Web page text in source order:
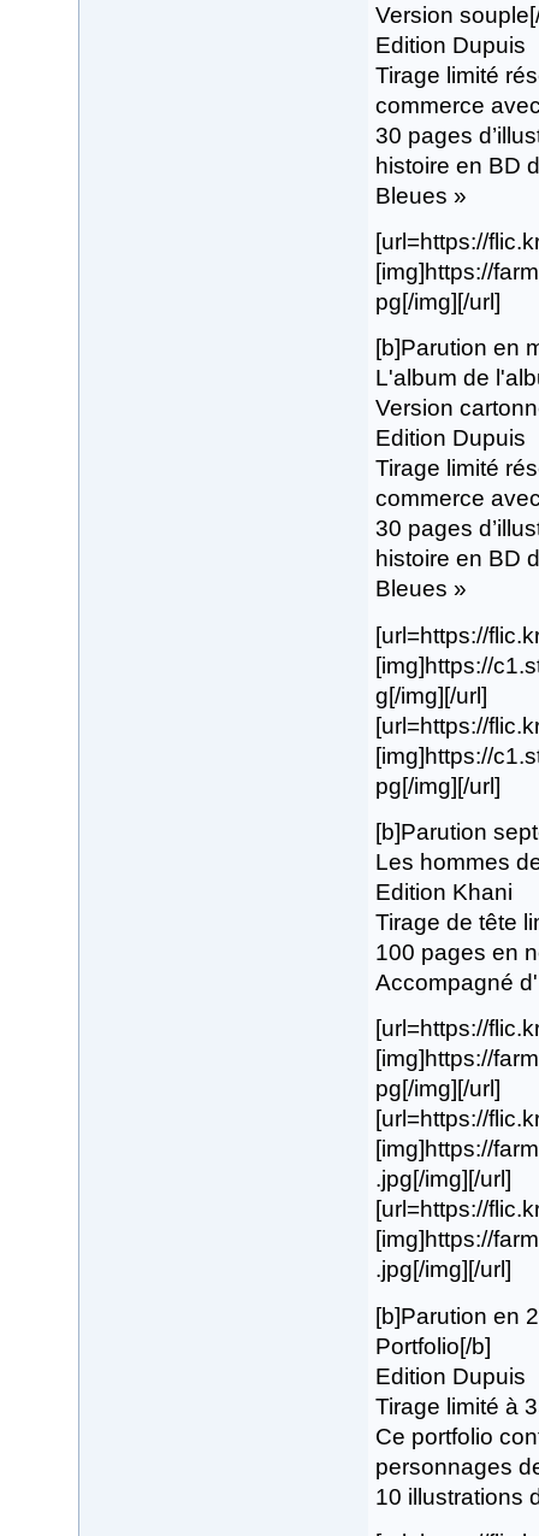
Version
Edition Dupuis
Tirage limité
commerce
30 pages
histoire en BD
Bleues »
[url=https://
[img]https://
pg[/img][/url]
[b]Parution en
L'album de
Version
Edition Dupuis
Tirage limité
commerce
30 pages
histoire en BD
Bleues »
[url=https://
[img]https://
g[/img][/url]
[url=https://
[img]https://
pg[/img][/url]
[b]Parution
Les hommes
Edition Khani
Tirage de tête
100 pages en
Accompagné
[url=https://
[img]https://
pg[/img][/url]
[url=https://
[img]https://
.jpg[/img][/url]
[url=https://
[img]https://
.jpg[/img][/url]
[b]Parution en
Portfolio[/b]
Edition Dupuis
Tirage limité à
Ce portfolio
personnages
10 illustrations